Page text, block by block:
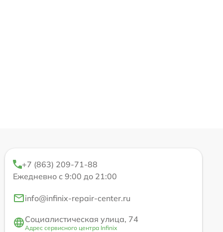
+7 (863) 209-71-88
Ежедневно с 9:00 до 21:00
info@infinix-repair-center.ru
Социалистическая улица, 74
Адрес сервисного центра Infinix